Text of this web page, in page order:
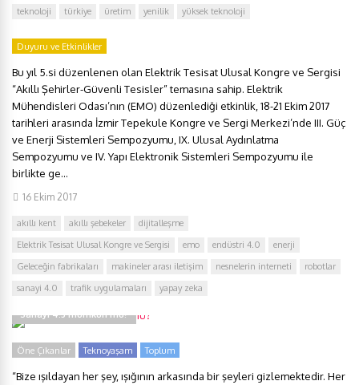
teknoloji türkiye üretim yenilik yüksek teknoloji
Duyuru ve Etkinlikler
Bu yıl 5.si düzenlenen olan Elektrik Tesisat Ulusal Kongre ve Sergisi
“Akıllı Şehirler-Güvenli Tesisler” temasına sahip. Elektrik
Mühendisleri Odası’nın (EMO) düzenlediği etkinlik, 18-21 Ekim 2017
tarihleri arasında İzmir Tepekule Kongre ve Sergi Merkezi’nde III. Güç
ve Enerji Sistemleri Sempozyumu, IX. Ulusal Aydınlatma
Sempozyumu ve IV. Yapı Elektronik Sistemleri Sempozyumu ile
birlikte ge...
16 Ekim 2017
akıllı kent akıllı şebekeler
dijitalleşme
Elektrik Tesisat Ulusal Kongre ve Sergisi
emo endüstri 4.0
enerji
Geleceğin fabrikaları
makineler arası iletişim nesnelerin interneti
robotlar
sanayi 4.0
trafik uygulamaları yapay zeka
Sanayi 4.5 mümkün mü?
Öne Çıkanlar Teknoyaşam Toplum
“Bize ışıldayan her şey, ışığının arkasında bir şeyleri gizlemektedir. Her